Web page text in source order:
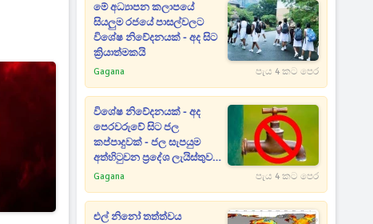
මේ අධ්‍යාපන කලාපයේ
සියලුම රජයේ පාසල්වලට
විශේෂ නිවේදනයක් - අද සිට
ක්‍රියාත්මකයි
Gagana පැය 4 කට පෙර
විශේෂ නිවේදනයක් - අද
පෙරවරුවේ සිට ජල
කප්පාදුවක් - ජල සැපයුම
අත්හිටුවන ප්‍රදේශ ලැයිස්තුව
මෙන්න
Gagana පැය 4 කට පෙර
එල් නිනෝ තත්ත්වය